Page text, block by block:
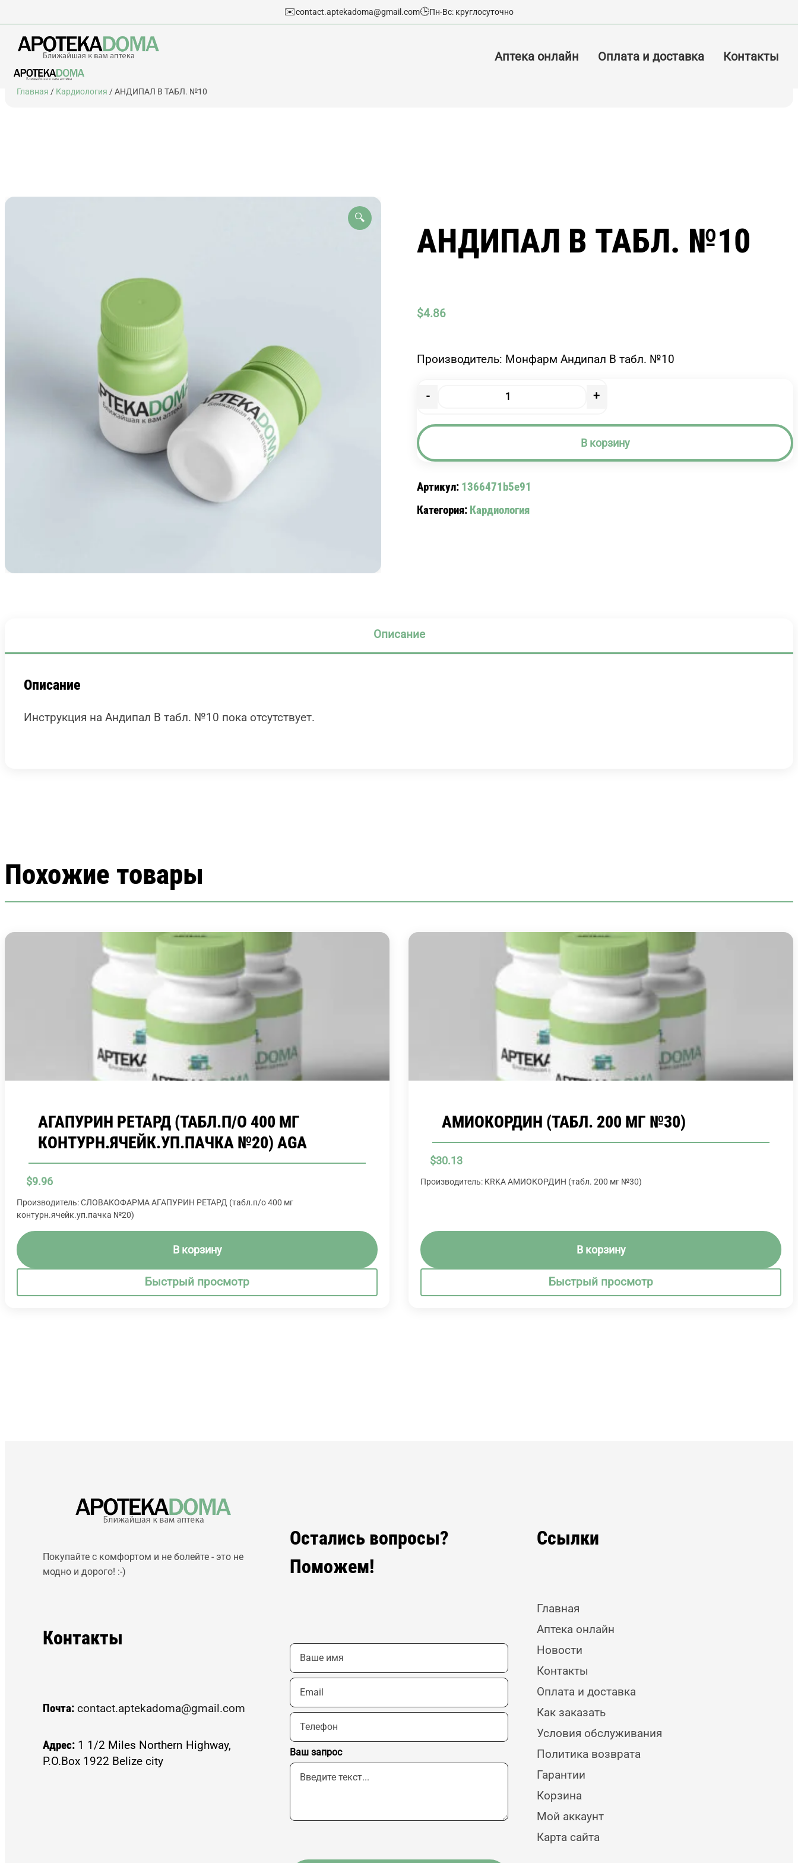
Перейти
✉️contact.aptekadoma@gmail.com🕒Пн-Вс: круглосуточно
Аптека онлайн Оплата и доставка Контакты
Главная / Кардиология / АНДИПАЛ B ТАБЛ. №10
🔍
АНДИПАЛ B ТАБЛ. №10
$4.86
Производитель: Монфарм Андипал B табл. №10
-
АНДИПАЛ
B
№10
+
В корзину
Артикул: 1366471b5e91
Категория: Кардиология
Описание
Описание
Инструкция на Андипал B табл. №10 пока отсутствует.
Похожие товары
АГАПУРИН РЕТАРД (ТАБЛ.П/О 400 МГ
КОНТУРН.ЯЧЕЙК.УП.ПАЧКА №20) AGA
$9.96
Производитель: СЛОВАКОФАРМА АГАПУРИН РЕТАРД (табл.п/о 400 мг
контурн.ячейк.уп.пачка №20)
В корзину
Быстрый просмотр
АМИОКОРДИН (ТАБЛ. 200 МГ №30)
$30.13
Производитель: KRKA АМИОКОРДИН (табл. 200 мг №30)
В корзину
Быстрый просмотр
Покупайте с комфортом и не болейте - это не
модно и дорого! :-)
Контакты
Почта: contact.aptekadoma@gmail.com
Адрес: 1 1/2 Miles Northern Highway,
P.O.Box 1922 Belize city
Остались вопросы?
Поможем!
Ваш запрос
Ссылки
Главная
Аптека онлайн
Новости
Контакты
Оплата и доставка
Как заказать
Условия обслуживания
Политика возврата
Гарантии
Корзина
Мой аккаунт
Карта сайта